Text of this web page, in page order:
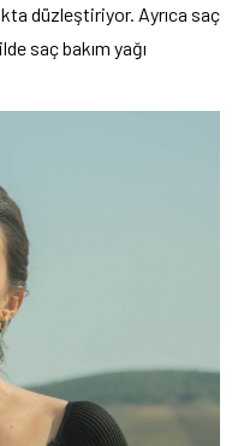
düzleştiriyor. Ayrıca saç
saç bakım yağı